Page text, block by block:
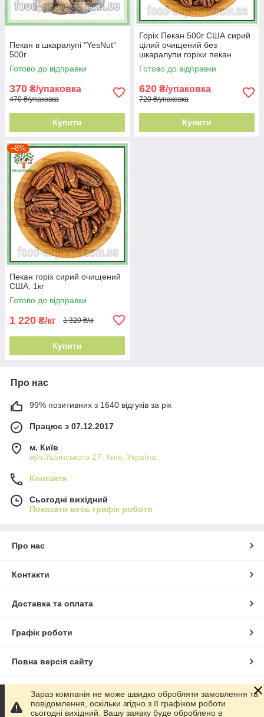
Пекан в шкаралупі "YesNut"
500г
Готово до відправки
370 ₴/упаковка
470 ₴/упаковка
Купити
Горіх Пекан 500г США сирий
цілий очищений без
шкаралупи горіхи пекан
Готово до відправки
620 ₴/упаковка
720 ₴/упаковка
Купити
–8%
Пекан горіх сирий очищений
США, 1кг
Готово до відправки
1 220 ₴/кг 1 320 ₴/кг
Купити
Про нас
99% позитивних з 1640 відгуків за рік
Працює з 07.12.2017
м. Київ
вул.Ушинського 27, Київ, Україна
Контакти
Сьогодні вихідний
Показати весь графік роботи
Про нас
Контакти
Доставка та оплата
Графік роботи
Повна версія сайту
Сайт створено на маркетплейсі Prom.ua
Зараз компанія не може швидко обробляти замовлення та
повідомлення, оскільки згідно з її графіком роботи
сьогодні вихідний. Вашу заявку буде оброблено в